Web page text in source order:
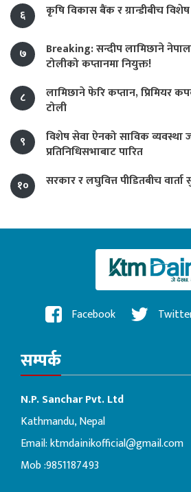
६ कृषि विकास बैंक र ग्रान्डीबीच
७
Breaking: सन्दीप लामिछाने
टोलीको कप्तानमा नियुक्त!
८
लामिछाने फेरि कप्तान, प्रिमियर
टोली
९
विशेष सेवा ऐनको साविक
प्रतिनिधिसभाबाट पारित
१०
सरकार र लघुवित्त पीडितबीच
Facebook
सम्पर्क
N.P. Sanchar Pvt. Ltd
Kathmandu, Nepal
Email:ktmdainikofficial@gmail.com
Mob :9851187493